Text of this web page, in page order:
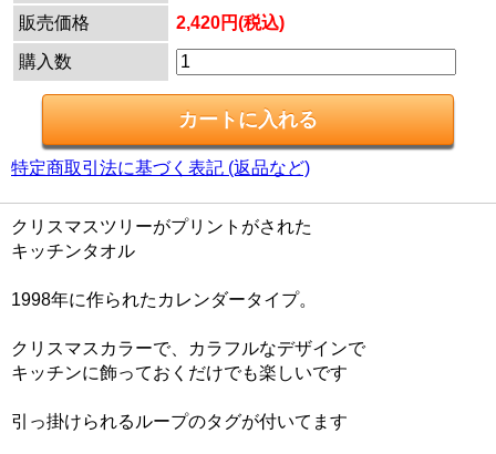
販売価格
2,420円(税込)
購入数
特定商取引法に基づく表記 (返品など)
クリスマスツリーがプリントがされた
キッチンタオル
1998年に作られたカレンダータイプ。
クリスマスカラーで、カラフルなデザインで
キッチンに飾っておくだけでも楽しいです
引っ掛けられるループのタグが付いてます